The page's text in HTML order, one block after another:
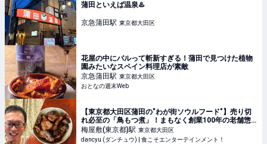
蒲田といえば温泉♨️
京急蒲田駅 東京都大田区
花屋の中にバルって斬新すぎる！蒲田で見つけた植物
園みたいなスペイン料理店が素敵
京急蒲田駅 東京都大田区
おとなの週末Web
【東京都大田区蒲田の"わが街ソウルフード"】売り切
れ必至の「鳥もつ煮」！まもなく創業100年の老舗惣
菜店が入れる隠し味 | dancyu (ダンチュウ) | 食こそエ
ンターテインメント！
梅屋敷(東京都)駅 東京都大田区
dancyu (ダンチュウ) | 食こそエンターテインメント！